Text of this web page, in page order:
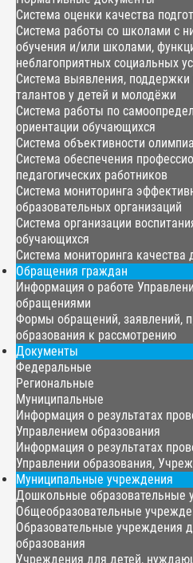
Система оценки качества
Система работы со школами с
обучения и/или школами,
неблагоприятных социальных
Система выявления, поддержки
талантов у детей и молодёжи
Система работы по
ориентации обучающихся
Система объективности
Система обеспечения
педагогических работников
Система мониторинга
образовательных организаций
Система организации
обучающихся
Система мониторинга
Обращения граждан
Информация о работе
обращениями
Формы обращений, заявлений,
образования к рассмотрению
Документы
Федеральные
Региональные
Муниципальные
Информация о результатах
Управлением образования
Информация о результатах
Управлении образования,
Муниципальные учреждения
Дошкольные образовательные
Общеобразовательные
Образовательные учреждения
образования
Учреждения для детей,